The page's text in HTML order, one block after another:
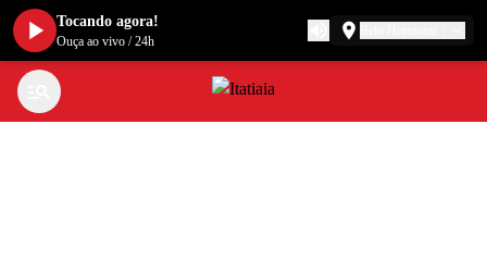
Tocando agora!
Ouça ao vivo /24h